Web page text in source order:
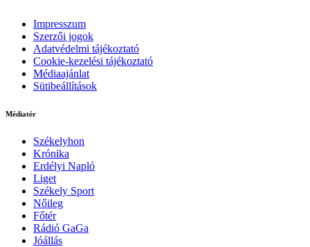
Impresszum
Szerzői jogok
Adatvédelmi tájékoztató
Cookie-kezelési tájékoztató
Médiaajánlat
Sütibeállítások
Médiatér
Székelyhon
Krónika
Erdélyi Napló
Liget
Székely Sport
Nőileg
Főtér
Rádió GaGa
Jóállás